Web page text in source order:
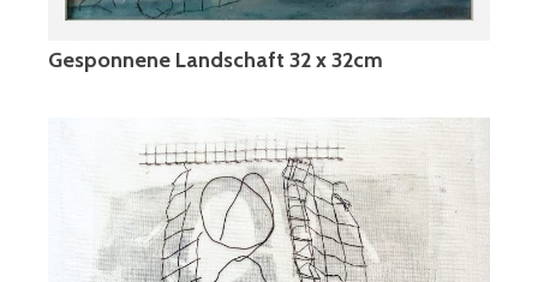
Gesponnene Landschaft 32 x 32cm